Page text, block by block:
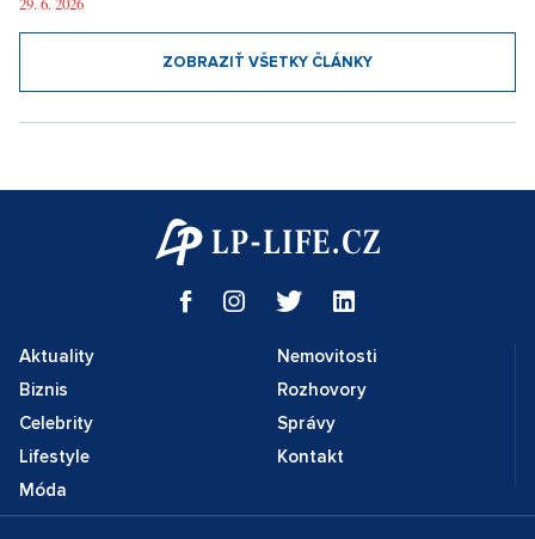
ZOBRAZIŤ VŠETKY ČLÁNKY
Aktuality
Biznis
Celebrity
Lifestyle
Móda
Nemovitosti
Rozhovory
Správy
Kontakt